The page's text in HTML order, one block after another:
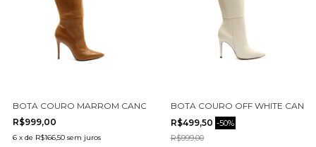
BOTA COURO MARROM CANO LONGO CECCONELLO 2396007-5
R$999,00
6 x de R$166,50 sem juros
BOTA COURO OFF WHITE
R$499,50 -50%
R$999,00